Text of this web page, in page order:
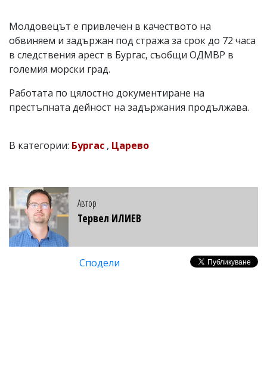
Молдовецът е привлечен в качеството на
обвиняем и задържан под стража за срок до 72 часа
в следствения арест в Бургас, съобщи ОДМВР в
големия морски град.
Работата по цялостно документиране на
престъпната дейност на задържания продължава.
В категории: Бургас , Царево
Автор
Тервел ИЛИЕВ
Сподели